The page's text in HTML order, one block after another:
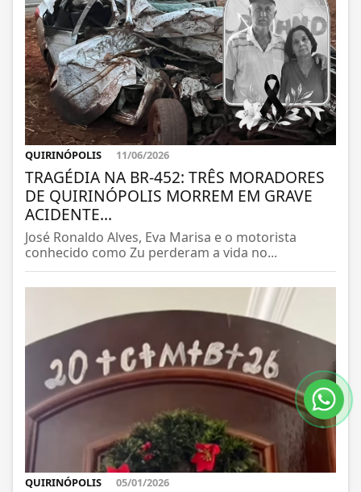
QUIRINÓPOLIS 11/06/2026
TRAGÉDIA NA BR-452: TRÊS MORADORES
DE QUIRINÓPOLIS MORREM EM GRAVE
ACIDENTE...
José Ronaldo Alves, Eva Marisa e o motorista
conhecido como Zu perderam a vida no...
QUIRINÓPOLIS 05/01/2026